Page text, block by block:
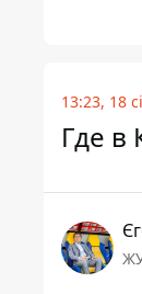
13:23, 18
Где в